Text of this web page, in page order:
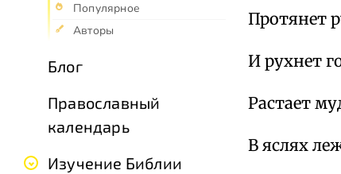
Популярное
Авторы
Блог
Православный
календарь
Изучение Библии
Протянет
И рухнет
Растает
В яслях